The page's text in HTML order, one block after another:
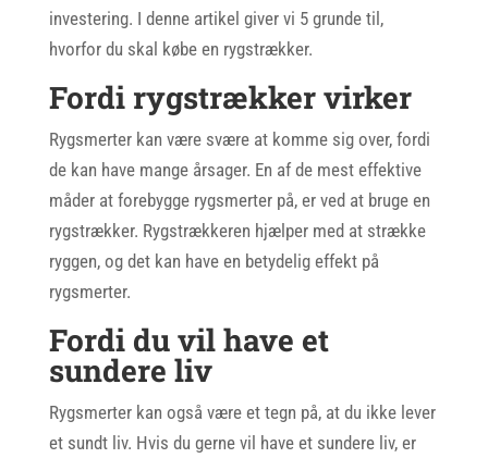
investering. I denne artikel giver vi 5 grunde til,
hvorfor du skal købe en rygstrækker.
Fordi rygstrækker virker
Rygsmerter kan være svære at komme sig over, fordi
de kan have mange årsager. En af de mest effektive
måder at forebygge rygsmerter på, er ved at bruge en
rygstrækker. Rygstrækkeren hjælper med at strække
ryggen, og det kan have en betydelig effekt på
rygsmerter.
Fordi du vil have et
sundere liv
Rygsmerter kan også være et tegn på, at du ikke lever
et sundt liv. Hvis du gerne vil have et sundere liv, er